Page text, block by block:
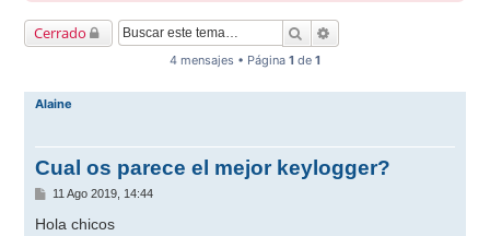
Cerrado Buscar
4 mensajes • Página 1 de 1
Alaine
Cual os parece el mejor keylogger?
M
n
11 Ago 2019, 14:44
Hola chicos